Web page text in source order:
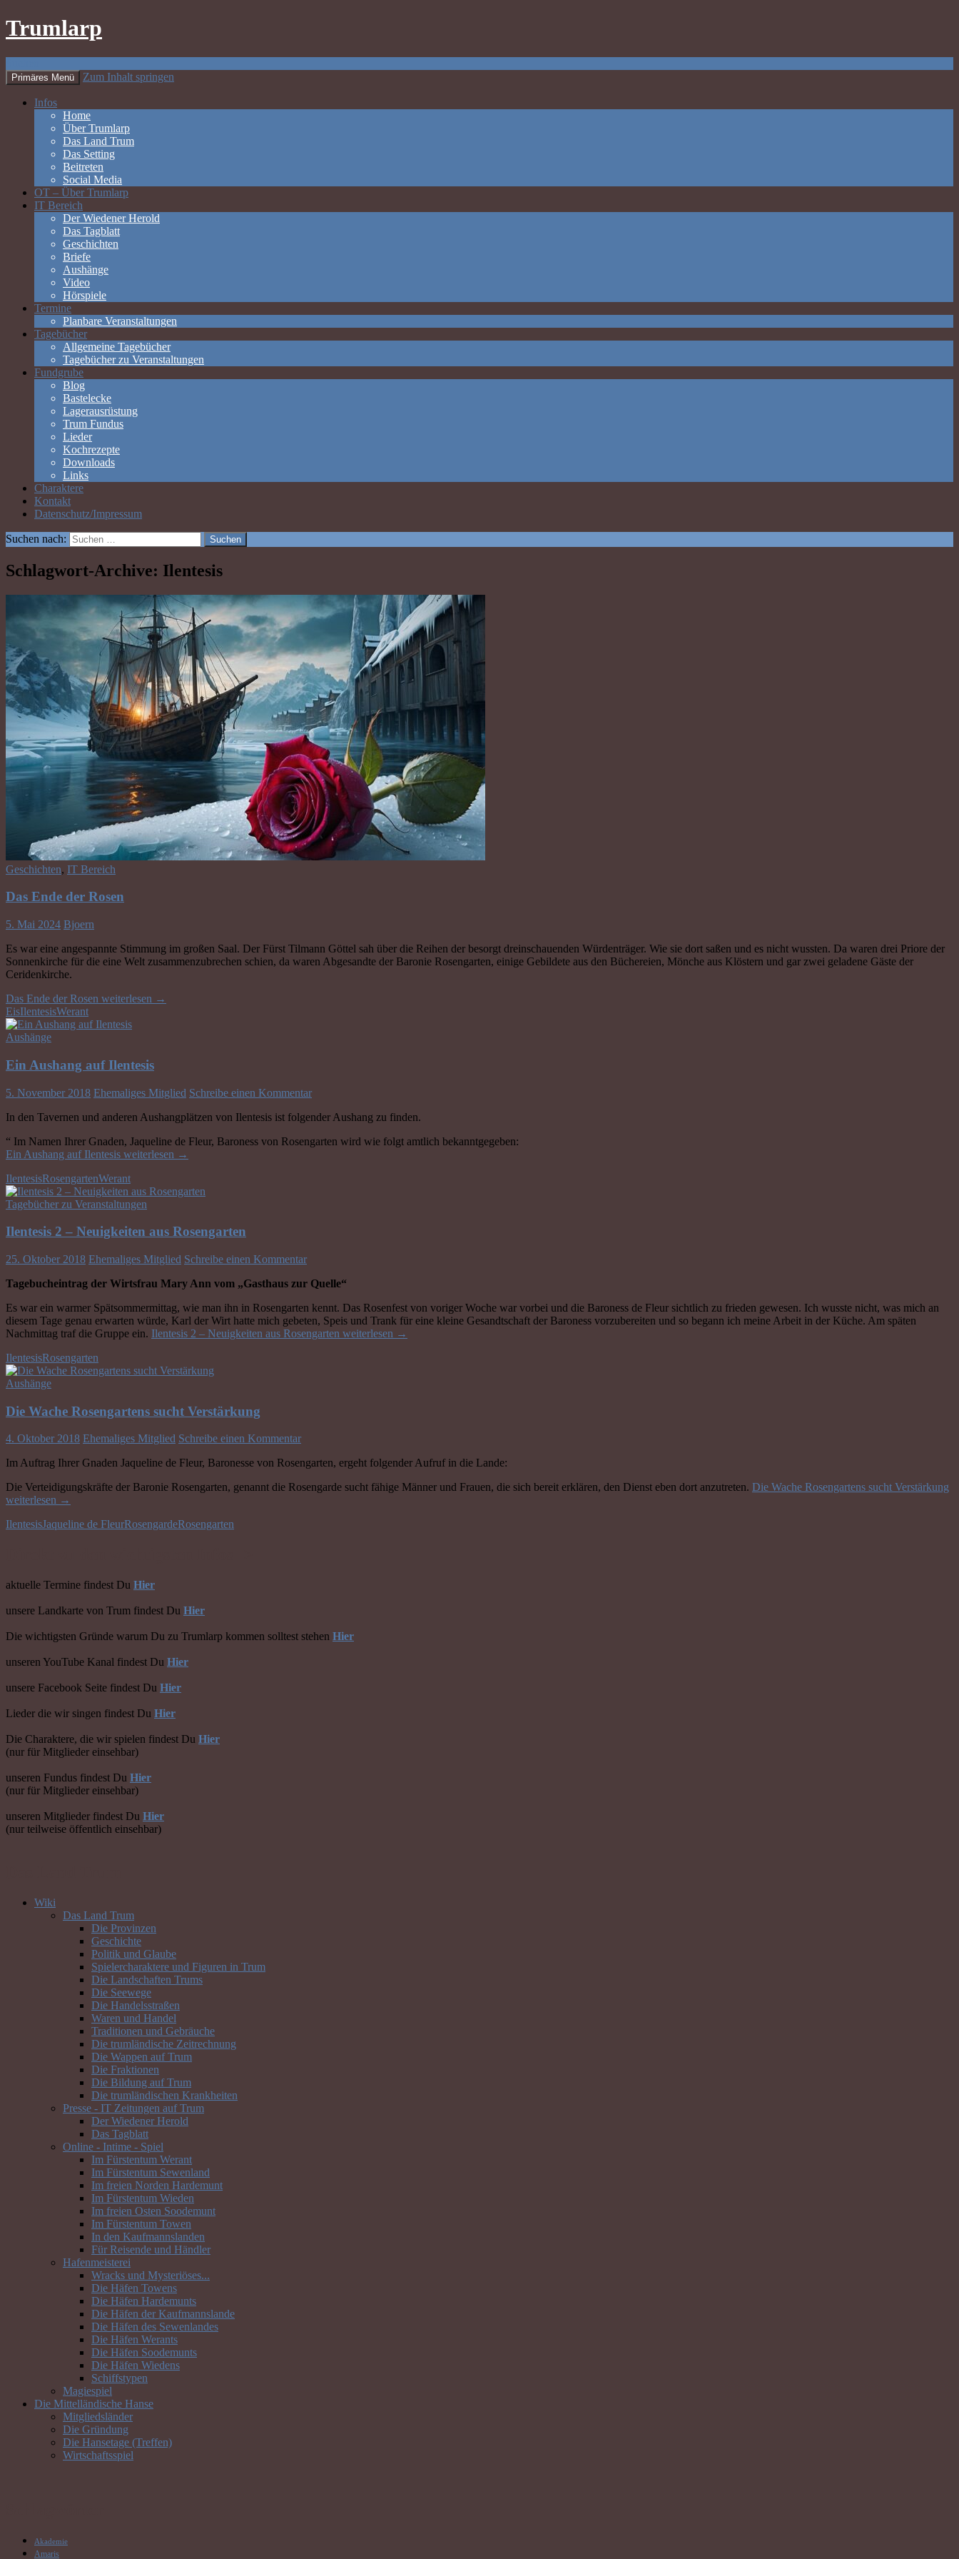
Trumlarp
Primäres Menü Zum Inhalt springen
Infos
Home
Über Trumlarp
Das Land Trum
Das Setting
Beitreten
Social Media
OT – Über Trumlarp
IT Bereich
Der Wiedener Herold
Das Tagblatt
Geschichten
Briefe
Aushänge
Video
Hörspiele
Termine
Planbare Veranstaltungen
Tagebücher
Allgemeine Tagebücher
Tagebücher zu Veranstaltungen
Fundgrube
Blog
Bastelecke
Lagerausrüstung
Trum Fundus
Lieder
Kochrezepte
Downloads
Links
Charaktere
Kontakt
Datenschutz/Impressum
Suchen nach:
Schlagwort-Archive: Ilentesis
Geschichten, IT Bereich
Das Ende der Rosen
5. Mai 2024 Bjoern
Es war eine angespannte Stimmung im großen Saal. Der Fürst Tilmann Göttel sah über die Reihen der besorgt dreinschauenden Würdenträger. Wie sie dort saßen und es nicht wussten. Da waren drei Priore der
Sonnenkirche für die eine Welt zusammenzubrechen schien, da waren Abgesandte der Baronie Rosengarten, einige Gebildete aus den Büchereien, Mönche aus Klöstern und gar zwei geladene Gäste der
Ceridenkirche.
Das Ende der Rosen weiterlesen →
EisIlentesisWerant
Aushänge
Ein Aushang auf Ilentesis
5. November 2018 Ehemaliges Mitglied Schreibe einen Kommentar
In den Tavernen und anderen Aushangplätzen von Ilentesis ist folgender Aushang zu finden.
“ Im Namen Ihrer Gnaden, Jaqueline de Fleur, Baroness von Rosengarten wird wie folgt amtlich bekanntgegeben:
Ein Aushang auf Ilentesis weiterlesen →
IlentesisRosengartenWerant
Tagebücher zu Veranstaltungen
Ilentesis 2 – Neuigkeiten aus Rosengarten
25. Oktober 2018 Ehemaliges Mitglied Schreibe einen Kommentar
Tagebucheintrag der Wirtsfrau Mary Ann vom „Gasthaus zur Quelle“
Es war ein warmer Spätsommermittag, wie man ihn in Rosengarten kennt. Das Rosenfest von voriger Woche war vorbei und die Baroness de Fleur sichtlich zu frieden gewesen. Ich wusste nicht, was mich an
diesem Tage genau erwarten würde, Karl der Wirt hatte mich gebeten, Speis und Trank für eine kleine Gesandtschaft der Baroness vorzubereiten und so begann ich meine Arbeit in der Küche. Am späten
Nachmittag traf die Gruppe ein. Ilentesis 2 – Neuigkeiten aus Rosengarten weiterlesen →
IlentesisRosengarten
Aushänge
Die Wache Rosengartens sucht Verstärkung
4. Oktober 2018 Ehemaliges Mitglied Schreibe einen Kommentar
Im Auftrag Ihrer Gnaden Jaqueline de Fleur, Baronesse von Rosengarten, ergeht folgender Aufruf in die Lande:
Die Verteidigungskräfte der Baronie Rosengarten, genannt die Rosengarde sucht fähige Männer und Frauen, die sich bereit erklären, den Dienst eben dort anzutreten. Die Wache Rosengartens sucht Verstärkung
weiterlesen →
IlentesisJaqueline de FleurRosengardeRosengarten
aktuelle Termine findest Du Hier
unsere Landkarte von Trum findest Du Hier
Die wichtigsten Gründe warum Du zu Trumlarp kommen solltest stehen Hier
unseren YouTube Kanal findest Du Hier
unsere Facebook Seite findest Du Hier
Lieder die wir singen findest Du Hier
Die Charaktere, die wir spielen findest Du Hier
(nur für Mitglieder einsehbar)
unseren Fundus findest Du Hier
(nur für Mitglieder einsehbar)
unseren Mitglieder findest Du Hier
(nur teilweise öffentlich einsehbar)
Wiki
Das Land Trum
Die Provinzen
Geschichte
Politik und Glaube
Spielercharaktere und Figuren in Trum
Die Landschaften Trums
Die Seewege
Die Handelsstraßen
Waren und Handel
Traditionen und Gebräuche
Die trumländische Zeitrechnung
Die Wappen auf Trum
Die Fraktionen
Die Bildung auf Trum
Die trumländischen Krankheiten
Presse - IT Zeitungen auf Trum
Der Wiedener Herold
Das Tagblatt
Online - Intime - Spiel
Im Fürstentum Werant
Im Fürstentum Sewenland
Im freien Norden Hardemunt
Im Fürstentum Wieden
Im freien Osten Soodemunt
Im Fürstentum Towen
In den Kaufmannslanden
Für Reisende und Händler
Hafenmeisterei
Wracks und Mysteriöses...
Die Häfen Towens
Die Häfen Hardemunts
Die Häfen der Kaufmannslande
Die Häfen des Sewenlandes
Die Häfen Werants
Die Häfen Soodemunts
Die Häfen Wiedens
Schiffstypen
Magiespiel
Die Mittelländische Hanse
Mitgliedsländer
Die Gründung
Die Hansetage (Treffen)
Wirtschaftsspiel
Akademie
Amaris